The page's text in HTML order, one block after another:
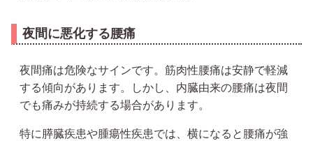
夜間に悪化する腰痛
夜間痛は危険なサインです。筋肉性腰痛は安静で軽減
する傾向があります。しかし、内臓由来の腰痛は夜間
でも痛みが持続する場合があります。
特に膵臓疾患や腫瘍性疾患では、横になると腰痛が強